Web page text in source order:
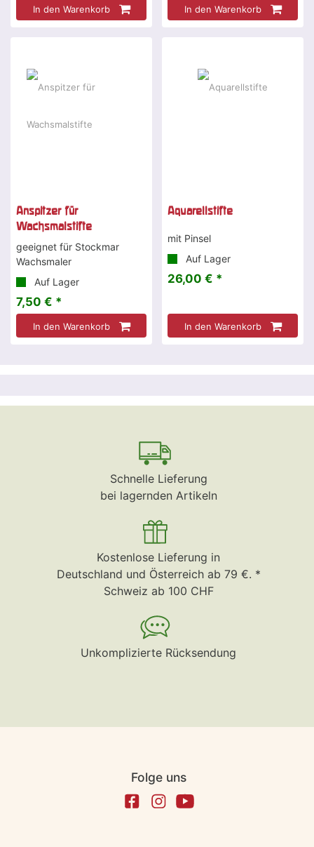
In den Warenkorb In den Warenkorb
Anspitzer für
Wachsmalstifte
geeignet für Stockmar
Wachsmaler
Auf Lager
7,50 € *
In den Warenkorb
Aquarellstifte
mit Pinsel
Auf Lager
26,00 € *
In den Warenkorb
Schnelle Lieferung
bei lagernden Artikeln
Kostenlose Lieferung in
Deutschland und Österreich ab 79 €. *
Schweiz ab 100 CHF
Unkomplizierte Rücksendung
Folge uns